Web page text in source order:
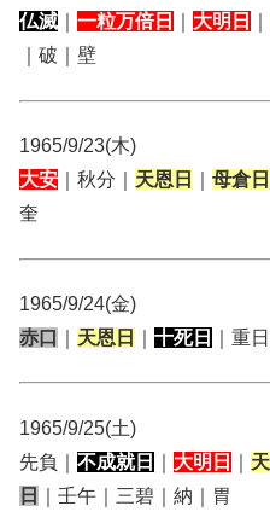
仏滅
一粒万倍日 大明日
｜破｜壁
1965/9/23(木)
大安 ｜秋分｜ 天恩日 母倉日
奎
1965/9/24(金)
赤口
天恩日 十死日 ｜重
1965/9/25(土)
先負｜ 不成就日 大明日
日
｜壬午｜三碧｜納｜胃